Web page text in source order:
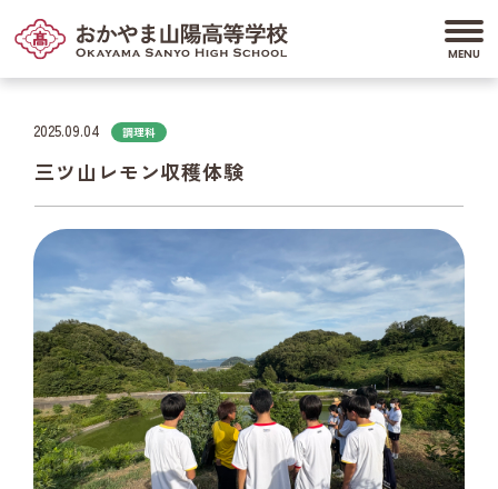
2025.09.04 調理科
三ツ山レモン収穫体験